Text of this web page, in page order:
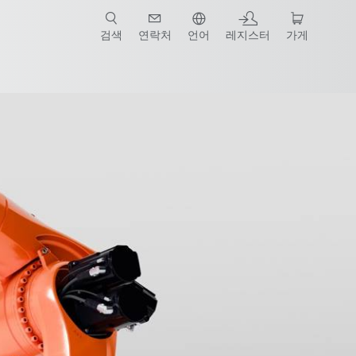
검색 연락처 언어 레지스터 가게